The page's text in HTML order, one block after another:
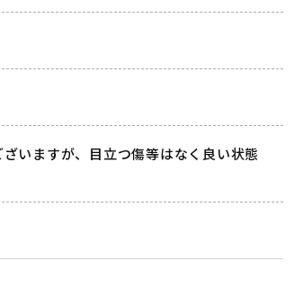
いますが、目立つ傷等はなく良い状態